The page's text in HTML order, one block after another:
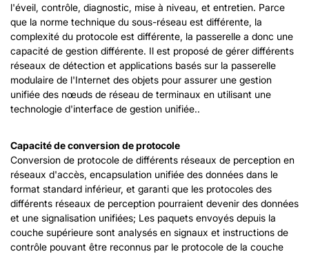
l'éveil, contrôle, diagnostic, mise à niveau, et entretien. Parce
que la norme technique du sous-réseau est différente, la
complexité du protocole est différente, la passerelle a donc une
capacité de gestion différente. Il est proposé de gérer différents
réseaux de détection et applications basés sur la passerelle
modulaire de l'Internet des objets pour assurer une gestion
unifiée des nœuds de réseau de terminaux en utilisant une
technologie d'interface de gestion unifiée..
Capacité de conversion de protocole
Conversion de protocole de différents réseaux de perception en
réseaux d'accès, encapsulation unifiée des données dans le
format standard inférieur, et garanti que les protocoles des
différents réseaux de perception pourraient devenir des données
et une signalisation unifiées; Les paquets envoyés depuis la
couche supérieure sont analysés en signaux et instructions de
contrôle pouvant être reconnus par le protocole de la couche